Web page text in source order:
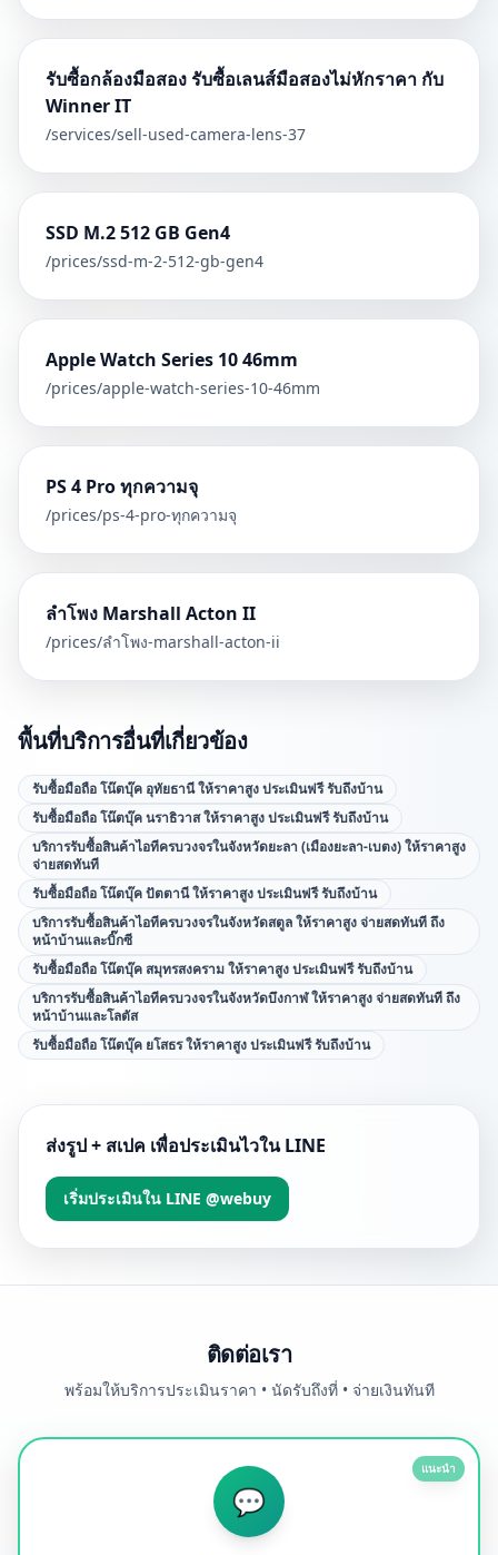
รับซื้อกล้องมือสอง รับซื้อเลนส์มือสองไม่หักราคา กับ
Winner IT
/services/sell-used-camera-lens-37
SSD M.2 512 GB Gen4
/prices/ssd-m-2-512-gb-gen4
Apple Watch Series 10 46mm
/prices/apple-watch-series-10-46mm
PS 4 Pro ทุกความจุ
/prices/ps-4-pro-ทุกความจุ
ลำโพง Marshall Acton II
/prices/ลำโพง-marshall-acton-ii
พื้นที่บริการอื่นที่เกี่ยวข้อง
รับซื้อมือถือ โน๊ตบุ๊ค อุทัยธานี ให้ราคาสูง ประเมินฟรี รับถึงบ้าน
รับซื้อมือถือ โน๊ตบุ๊ค นราธิวาส ให้ราคาสูง ประเมินฟรี รับถึงบ้าน
บริการรับซื้อสินค้าไอทีครบวงจรในจังหวัดยะลา (เมืองยะลา-เบตง) ให้ราคาสูง
จ่ายสดทันที
รับซื้อมือถือ โน๊ตบุ๊ค ปัตตานี ให้ราคาสูง ประเมินฟรี รับถึงบ้าน
บริการรับซื้อสินค้าไอทีครบวงจรในจังหวัดสตูล ให้ราคาสูง จ่ายสดทันที ถึง
หน้าบ้านและบิ๊กซี
รับซื้อมือถือ โน๊ตบุ๊ค สมุทรสงคราม ให้ราคาสูง ประเมินฟรี รับถึงบ้าน
บริการรับซื้อสินค้าไอทีครบวงจรในจังหวัดบึงกาฬ ให้ราคาสูง จ่ายสดทันที ถึง
หน้าบ้านและโลตัส
รับซื้อมือถือ โน๊ตบุ๊ค ยโสธร ให้ราคาสูง ประเมินฟรี รับถึงบ้าน
ส่งรูป + สเปค เพื่อประเมินไวใน LINE
เริ่มประเมินใน LINE @webuy
ติดต่อเรา
พร้อมให้บริการประเมินราคา • นัดรับถึงที่ • จ่ายเงินทันที
แนะนำ
💬